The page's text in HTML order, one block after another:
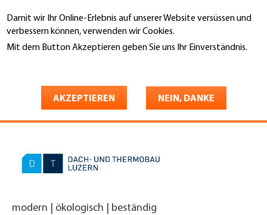
Damit wir Ihr Online-Erlebnis auf unserer Website versüssen und
verbessern können, verwenden wir Cookies.
Mit dem Button Akzeptieren geben Sie uns Ihr Einverständnis.
AKZEPTIEREN NEIN, DANKE
zum
Inhalt
Dach- + Thermobau AG
Flachdach- und Terrassenbau
modern | ökologisch | beständig